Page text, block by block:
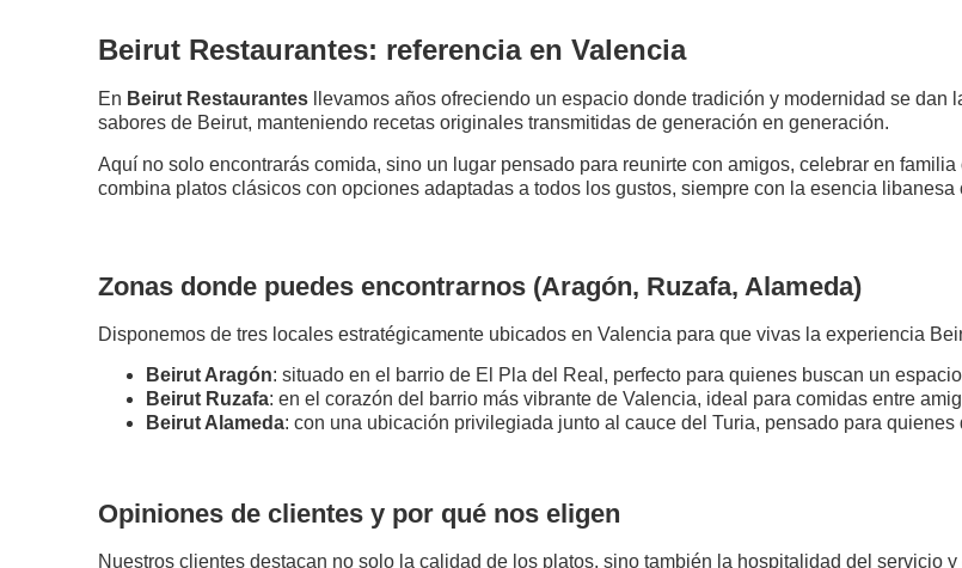
Beirut Restaurantes: referencia en Valencia
En Beirut Restaurantes llevamos años ofreciendo un espacio donde tradición y modernidad se
sabores de Beirut, manteniendo recetas originales transmitidas de generación en generación.
Aquí no solo encontrarás comida, sino un lugar pensado para reunirte con amigos, celebrar en
combina platos clásicos con opciones adaptadas a todos los gustos, siempre con la esencia libanesa
Zonas donde puedes encontrarnos (Aragón, Ruzafa, Alameda)
Disponemos de tres locales estratégicamente ubicados en Valencia para que vivas la experiencia
Beirut Aragón: situado en el barrio de El Pla del Real, perfecto para quienes buscan un
Beirut Ruzafa: en el corazón del barrio más vibrante de Valencia, ideal para comidas entre
Beirut Alameda: con una ubicación privilegiada junto al cauce del Turia, pensado para
Opiniones de clientes y por qué nos eligen
Nuestros clientes destacan no solo la calidad de los platos, sino también la hospitalidad del servicio